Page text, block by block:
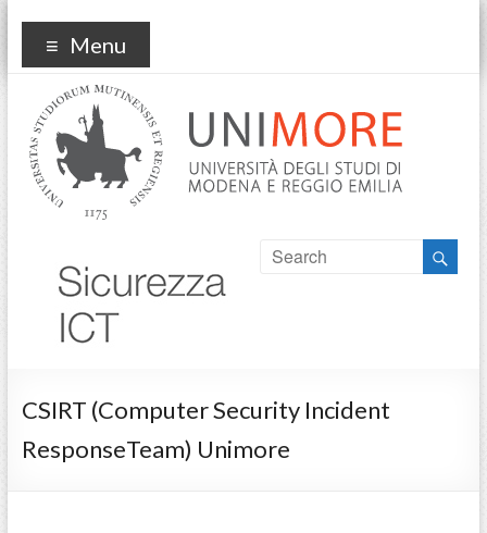
sicurezzaict
Menu
CSIRT (Computer Security Incident
ResponseTeam) Unimore